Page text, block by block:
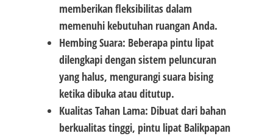
memberikan fleksibilitas dalam
memenuhi kebutuhan ruangan Anda.
Hembing Suara: Beberapa pintu lipat
dilengkapi dengan sistem peluncuran
yang halus, mengurangi suara bising
ketika dibuka atau ditutup.
Kualitas Tahan Lama: Dibuat dari bahan
berkualitas tinggi, pintu lipat Balikpapan